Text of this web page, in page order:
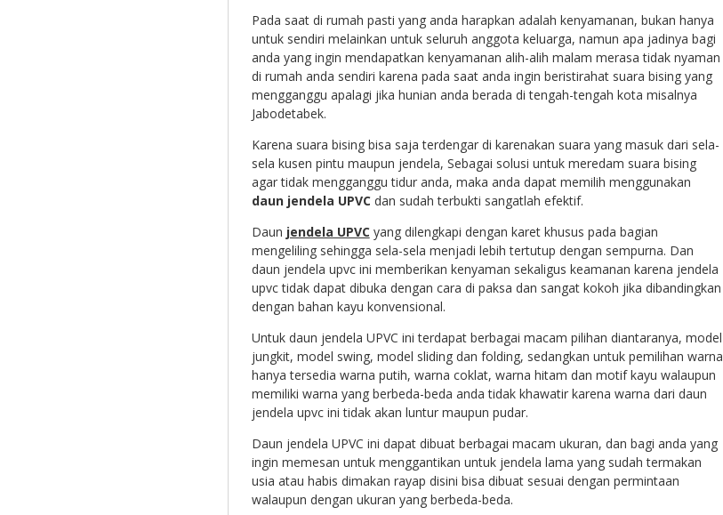
Pada saat di rumah pasti yang anda harapkan adalah kenyamanan, bukan hanya
untuk sendiri melainkan untuk seluruh anggota keluarga, namun apa jadinya bagi
anda yang ingin mendapatkan kenyamanan alih-alih malam merasa tidak nyaman
di rumah anda sendiri karena pada saat anda ingin beristirahat suara bising yang
mengganggu apalagi jika hunian anda berada di tengah-tengah kota misalnya
Jabodetabek.
Karena suara bising bisa saja terdengar di karenakan suara yang masuk dari sela-
sela kusen pintu maupun jendela, Sebagai solusi untuk meredam suara bising
agar tidak mengganggu tidur anda, maka anda dapat memilih menggunakan
daun jendela UPVCdan sudah terbukti sangatlah efektif.
Daun jendela UPVCyang dilengkapi dengan karet khusus pada bagian
mengeliling sehingga sela-sela menjadi lebih tertutup dengan sempurna. Dan
daun jendela upvc ini memberikan kenyaman sekaligus keamanan karena jendela
upvc tidak dapat dibuka dengan cara di paksa dan sangat kokoh jika dibandingkan
dengan bahan kayu konvensional.
Untuk daun jendela UPVC ini terdapat berbagai macam pilihan diantaranya, model
jungkit, model swing, model sliding dan folding, sedangkan untuk pemilihan warna
hanya tersedia warna putih, warna coklat, warna hitam dan motif kayu walaupun
memiliki warna yang berbeda-beda anda tidak khawatir karena warna dari daun
jendela upvc ini tidak akan luntur maupun pudar.
Daun jendela UPVC ini dapat dibuat berbagai macam ukuran, dan bagi anda yang
ingin memesan untuk menggantikan untuk jendela lama yang sudah termakan
usia atau habis dimakan rayap disini bisa dibuat sesuai dengan permintaan
walaupun dengan ukuran yang berbeda-beda.